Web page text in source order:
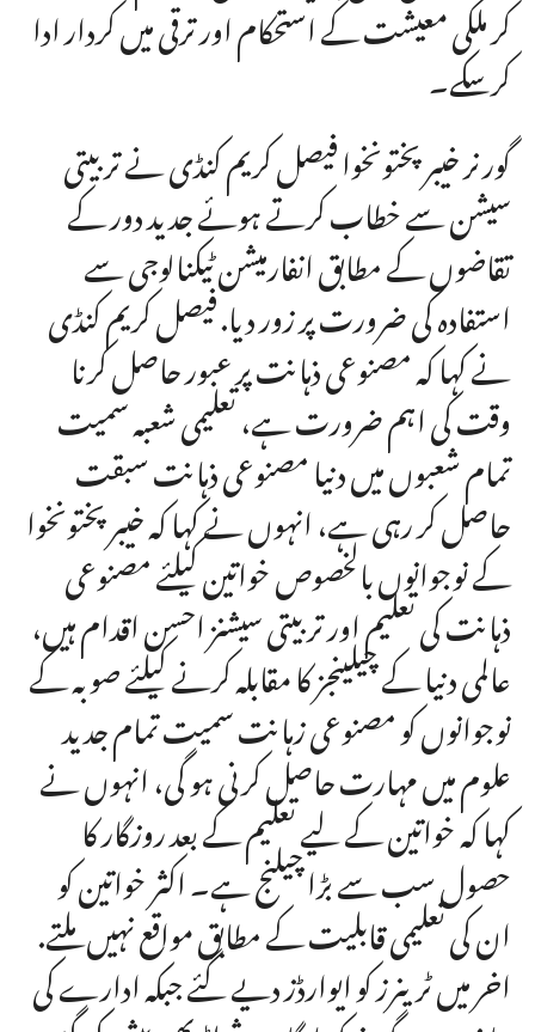
کر ملکی معیشت کے استحکام اور ترقی میں کردار ادا
کرسکے۔
گورنر خیبرپختونخوا فیصل کریم کنڈی نے تربیتی
سیشن سے خطاب کرتے ہوئے جدید دور کے
تقاضوں کے مطابق انفارمیشن ٹیکنالوجی سے
استفادہ کی ضرورت پر زور دیا. فیصل کریم کنڈی
نے کہا کہ مصنوعی ذہانت پر عبور حاصل کرنا
وقت کی اہم ضرورت ہے، تعلیمی شعبہ سمیت
تمام شعبوں میں دنیا مصنوعی ذہانت سبقت
حاصل کر رہی ہے، انہوں نے کہا کہ خیبرپختونخوا
کے نوجوانوں بالخصوص خواتین کیلئے مصنوعی
ذہانت کی تعلیم اور تربیتی سیشنز احسن اقدام ہیں،
عالمی دنیا کے چیلینجز کا مقابلہ کرنے کیلئے صوبہ کے
نوجوانوں کو مصنوعی زہانت سمیت تمام جدید
علوم میں مہارت حاصل کرنی ہو گی، انہوں نے
کہا کہ خواتین کے لیے تعلیم کے بعد روزگار کا
حصول سب سے بڑا چیلنج ہے۔ اکثر خواتین کو
ان کی تعلیمی قابلیت کے مطابق مواقع نہیں ملتے.
اخر میں ٹرینرز کو ایوارڈز دیے گئے جبکہ ادارے کی